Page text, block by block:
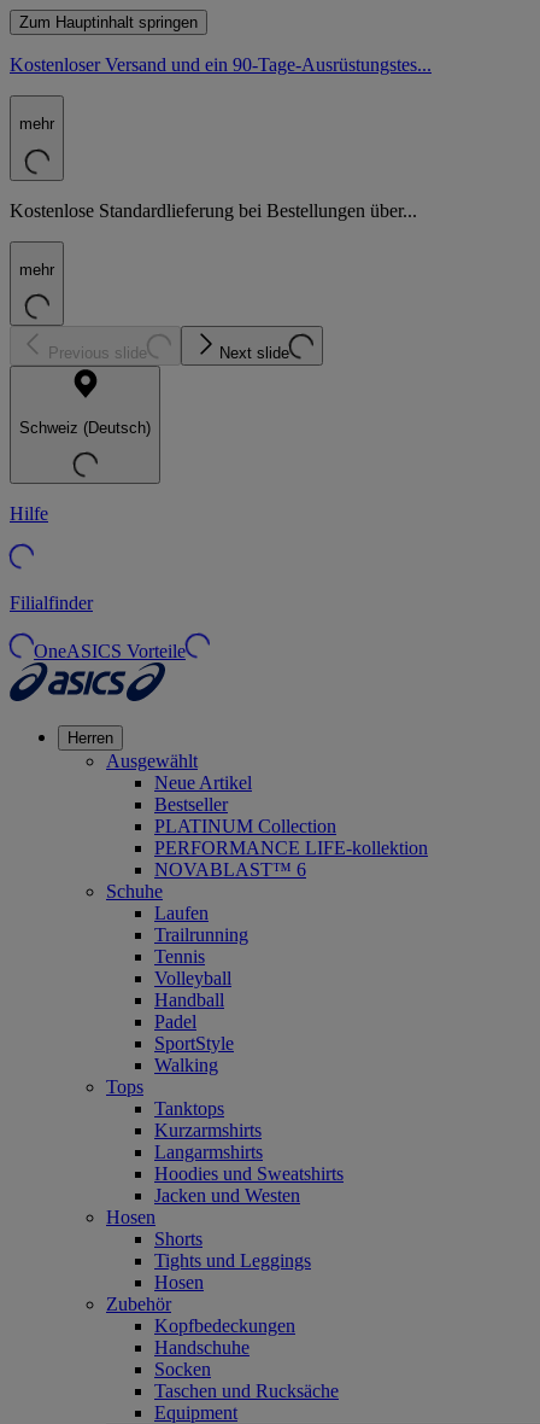
Zum Hauptinhalt springen
Kostenloser Versand und ein 90-Tage-Ausrüstungstes...
mehr
Kostenlose Standardlieferung bei Bestellungen über...
mehr
Previous slide Next slide
Schweiz (Deutsch)
Hilfe
Filialfinder
OneASICS Vorteile
Herren
Ausgewählt
Neue Artikel
Bestseller
PLATINUM Collection
PERFORMANCE LIFE-kollektion
NOVABLAST™ 6
Schuhe
Laufen
Trailrunning
Tennis
Volleyball
Handball
Padel
SportStyle
Walking
Tops
Tanktops
Kurzarmshirts
Langarmshirts
Hoodies und Sweatshirts
Jacken und Westen
Hosen
Shorts
Tights und Leggings
Hosen
Zubehör
Kopfbedeckungen
Handschuhe
Socken
Taschen und Rucksäche
Equipment